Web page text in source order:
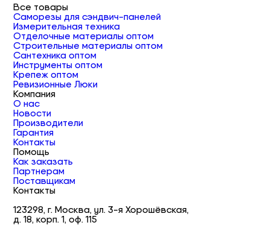
Все товары
Саморезы для сэндвич-панелей
Измерительная техника
Отделочные материалы оптом
Строительные материалы оптом
Сантехника оптом
Инструменты оптом
Крепеж оптом
Ревизионные Люки
Компания
О нас
Новости
Производители
Гарантия
Контакты
Помощь
Как заказать
Партнерам
Поставщикам
Контакты
123298, г. Москва, ул. 3-я Хорошёвская,
д. 18, корп. 1, оф. 115